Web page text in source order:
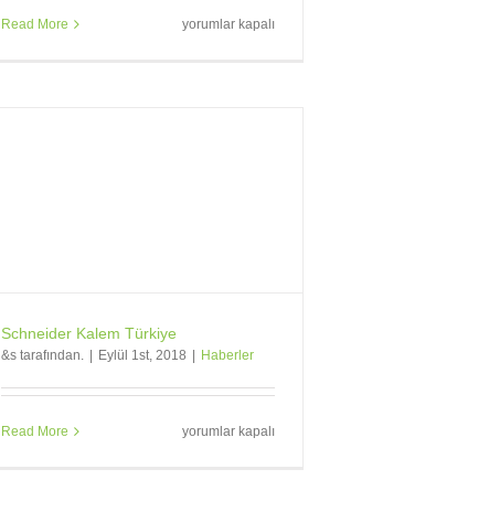
Read More
Markalara,
yorumlar kapalı
Schneider Kalem Türkiye
&s tarafından. Eylül 1st, 2018 Haberler
Read More
Schneider
yorumlar kapalı